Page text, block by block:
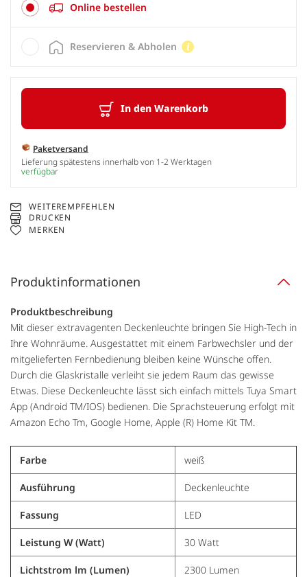
Online bestellen
In den Warenkorb
Paketversand
Lieferung spätestens innerhalb von 1-2 Werktagen
verfügbar
Reservieren & Abholen
WEITEREMPFEHLEN
DRUCKEN
MERKEN
Produktinformationen
Produktbeschreibung
Mit dieser extravagenten Deckenleuchte bringen Sie High-Tech in
Ihre Wohnräume. Ausgestattet mit einem Farbwechsler und der
mitgelieferten Fernbedienung bleiben keine Wünsche offen.
Durch die Glaskristalle verleiht sie jedem Raum das gewisse
Etwas. Diese Deckenleuchte lässt sich einfach mittels Tuya Smart
App (Android TM/IOS) bedienen. Die Sprachsteuerung erfolgt mit
Amazon Echo Tm, Google Home, Apple (R) Home Kit TM.
Farbe weiß
Ausführung Deckenleuchte
Fassung LED
Leistung W (Watt) 30 Watt
Lichtstrom lm (Lumen) 2300 Lumen